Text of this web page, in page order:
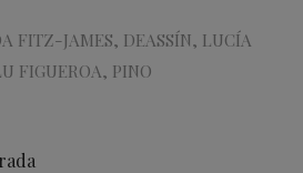
FITZ-JAMES, DEASSÍN, LUCÍA
FIGUEROA, PINO